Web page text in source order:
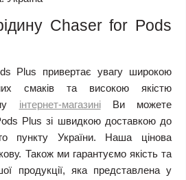
Chaser for Pods
Plus привертає увагу широкою
смаків та високою якістю
інтернет-магазиніВи можете
Plus зі швидкою доставкою до
пункту України. Наша цінова
Також ми гарантуємо якість та
продукції, яка представлена у